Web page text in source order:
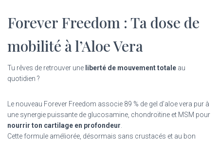
Forever Freedom : Ta dose de
mobilité à l’Aloe Vera
Tu rêves de retrouver une liberté de mouvement totale au
quotidien ?
Le nouveau Forever Freedom associe 89 % de gel d’aloe vera pur à
une synergie puissante de glucosamine, chondroïtine et MSM pour
nourrir ton cartilage en profondeur.
Cette formule améliorée, désormais sans crustacés et au bon